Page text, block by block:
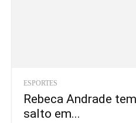
ESPORTES
Rebeca Andrade
salto em...